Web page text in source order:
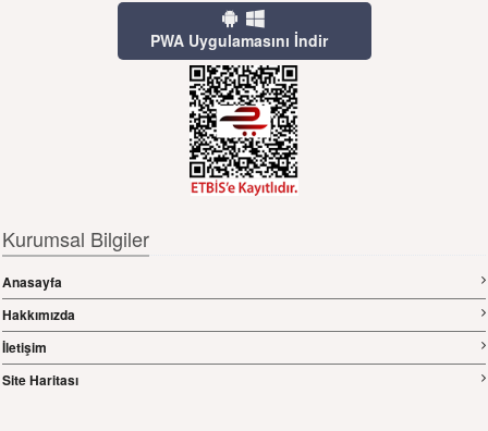
PWA Uygulamasını İndir
Kurumsal Bilgiler
Anasayfa
Hakkımızda
İletişim
Site Haritası